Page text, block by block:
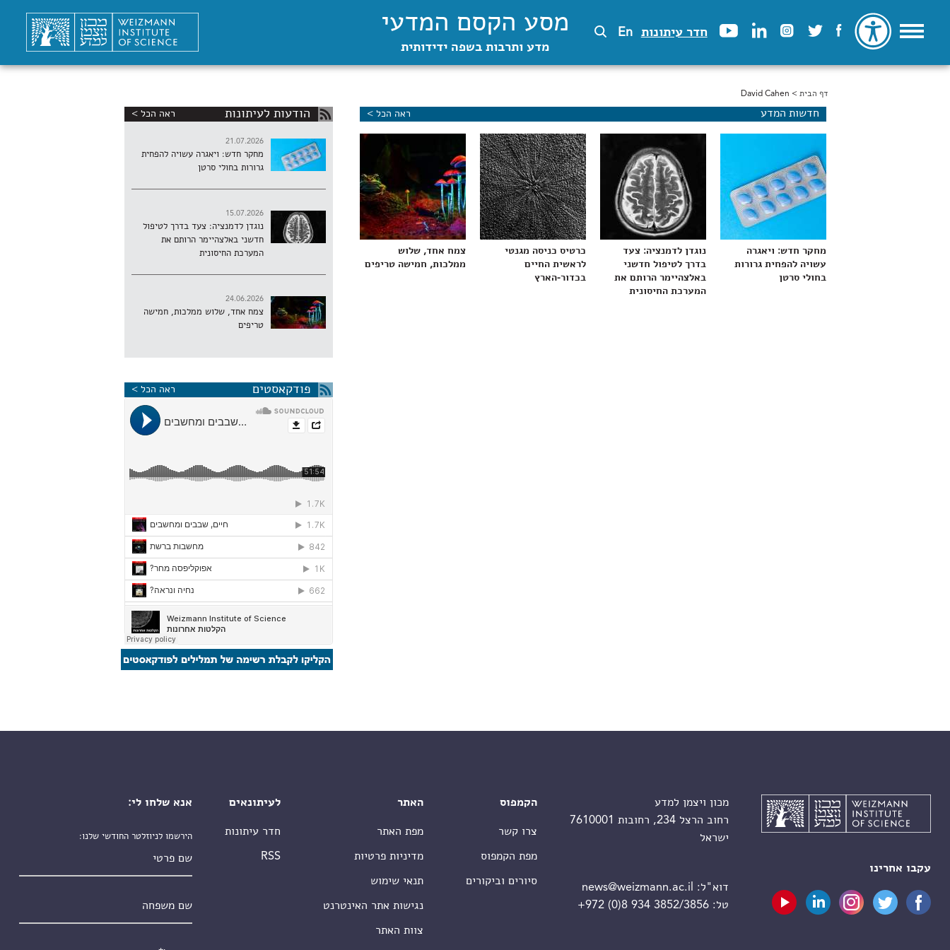
חדר עיתונות En מסע הקסם המדעי
מדע ותרבות בשפה ידידותית
הינך נמצא כאן
דף הבית > David Cahen
חדשות המדע ראה הכל >
מחקר חדש: ויאגרה
עשויה להפחית גרורות
בחולי סרטן
נוגדן לדמנציה: צעד
בדרך לטיפול חדשני
באלצהיימר הרותם את
המערכת החיסונית
כרטיס כניסה מגנטי
לראשית החיים
בכדור-הארץ
צמח אחד, שלוש
ממלכות, חמישה טריפים
הודעות לעיתונות ראה הכל >
21.07.2026
מחקר חדש: ויאגרה עשויה להפחית
גרורות בחולי סרטן
15.07.2026
נוגדן לדמנציה: צעד בדרך לטיפול
חדשני באלצהיימר הרותם את
המערכת החיסונית
24.06.2026
צמח אחד, שלוש ממלכות, חמישה
טריפים
פודקאסטים ראה הכל >
עקבו אחרינו
מכון ויצמן למדע
רחוב הרצל 234, רחובות 7610001
ישראל
דוא"ל:
news@weizmann.ac.il
טל:+972 (0)8 934 3852/3856
הקמפוס
צרו קשר
מפת הקמפוס
סיורים וביקורים
האתר
מפת האתר
מדיניות פרטיות
תנאי שימוש
נגישות אתר האינטרנט
צוות האתר
לעיתונאים
חדר עיתונות
RSS
אנא שלחו לי:
הירשמו לניוזלטר החודשי שלנו: